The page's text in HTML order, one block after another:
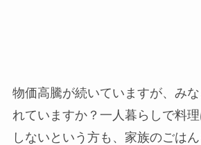
物価高騰が続いていますが、み
れていますか？一人暮らしで料
しないという方も、家族のごは